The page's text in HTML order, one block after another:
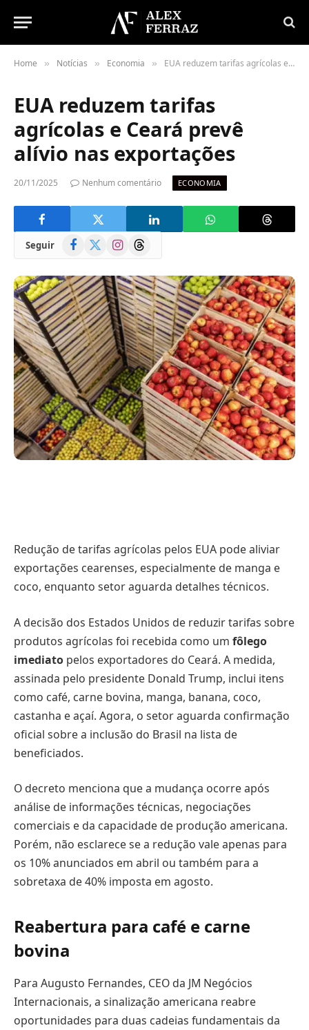
Home » Notícias » Economia » EUA reduzem tarifas agrícolas e Ceará prevê alívio nas exportações
EUA reduzem tarifas
agrícolas e Ceará prevê
alívio nas exportações
20/11/2025 Nenhum comentário ECONOMIA
Seguir Facebook
(Twitter)
InstagramThreads
Redução de tarifas agrícolas pelos EUA pode aliviar
exportações cearenses, especialmente de manga e
coco, enquanto setor aguarda detalhes técnicos.
A decisão dos Estados Unidos de reduzir tarifas sobre
produtos agrícolas foi recebida como um fôlego
imediato pelos exportadores do Ceará. A medida,
assinada pelo presidente Donald Trump, inclui itens
como café, carne bovina, manga, banana, coco,
castanha e açaí. Agora, o setor aguarda confirmação
oficial sobre a inclusão do Brasil na lista de
beneficiados.
O decreto menciona que a mudança ocorre após
análise de informações técnicas, negociações
comerciais e da capacidade de produção americana.
Porém, não esclarece se a redução vale apenas para
os 10% anunciados em abril ou também para a
sobretaxa de 40% imposta em agosto.
Reabertura para café e carne
bovina
Para Augusto Fernandes, CEO da JM Negócios
Internacionais, a sinalização americana reabre
oportunidades para duas cadeias fundamentais da